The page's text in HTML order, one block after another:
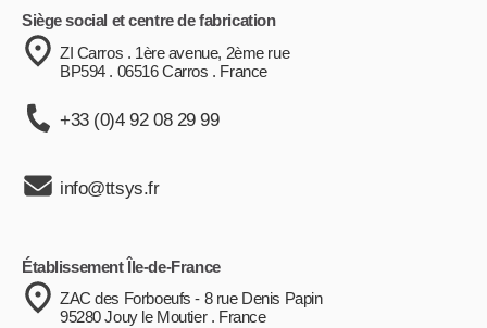
Siège social et centre de fabrication
ZI Carros . 1ère avenue, 2ème rue
BP594 . 06516 Carros . France
+33 (0)4 92 08 29 99
info@ttsys.fr
Établissement Île-de-France
ZAC des Forboeufs - 8 rue Denis Papin
95280 Jouy le Moutier . France